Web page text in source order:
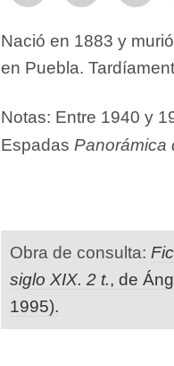
Nació en 1883 y
en Puebla.
Notas: Entre 1940 y
Espadas Panorámica
Obra de consulta:
siglo XIX. 2 t., de
1995).